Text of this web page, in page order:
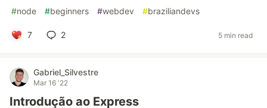
#node #beginners #webdev #braziliandevs
7 2 5 min read
Gabriel_Silvestre
Mar 16 '22
Introdução ao Express